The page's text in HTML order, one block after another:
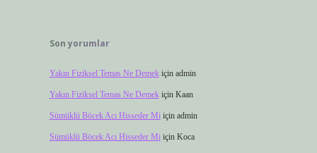
Son yorumlar
Yakın Fiziksel Temas Ne Demekiçin admin
Yakın Fiziksel Temas Ne Demekiçin Kaan
Sümüklü Böcek Acı Hisseder Miiçin admin
Sümüklü Böcek Acı Hisseder Miiçin Koca